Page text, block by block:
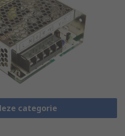
categorie